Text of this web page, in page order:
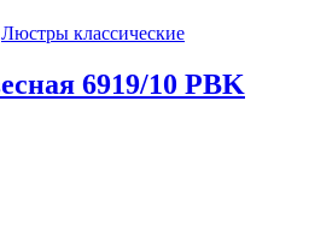
Люстры классические
6919/10 PBK